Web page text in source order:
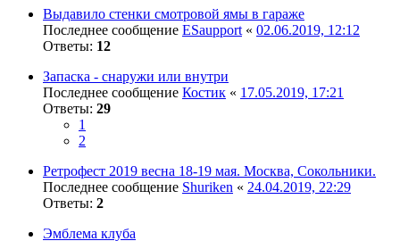
Выдавило стенки смотровой ямы в гараже
Последнее сообщение ESaupport « 02.06.2019, 12:12
Ответы: 12
Запаска - снаружи или внутри
Последнее сообщение Костик « 17.05.2019, 17:21
Ответы: 29
1
2
Ретрофест 2019 весна 18-19 мая. Москва, Сокольники.
Последнее сообщение Shuriken « 24.04.2019, 22:29
Ответы: 2
Эмблема клуба